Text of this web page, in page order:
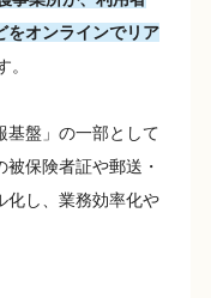
をオンラインでリア
。
基盤」の一部として
保険者証や郵送・
化し、業務効率化や